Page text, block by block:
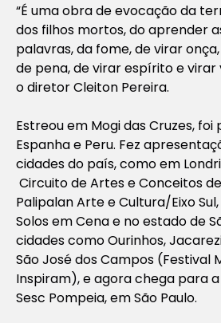
“É uma obra de evocação da
dos filhos mortos, do aprender
palavras, da fome, de virar
de pena, de virar espírito e virar
o diretor Cleiton Pereira.
Estreou em Mogi das Cruzes,
Espanha e Peru. Fez
cidades do país, como em
Circuito de Artes e Conceitos
Palipalan Arte e Cultura/Eixo
Solos em Cena e no estado de
cidades como Ourinhos,
São José dos Campos (Festival
Inspiram), e agora chega para
Sesc Pompeia, em São Paulo.